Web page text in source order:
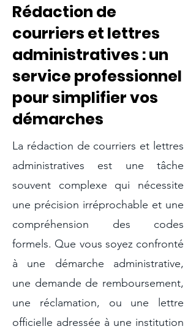
Rédaction de
courriers et lettres
administratives : un
service professionnel
pour simplifier vos
démarches
La rédaction de courriers et lettres
administratives est une tâche
souvent complexe qui nécessite
une précision irréprochable et une
compréhension des codes
formels. Que vous soyez confronté
à une démarche administrative,
une demande de remboursement,
une réclamation, ou une lettre
officielle adressée à une institution